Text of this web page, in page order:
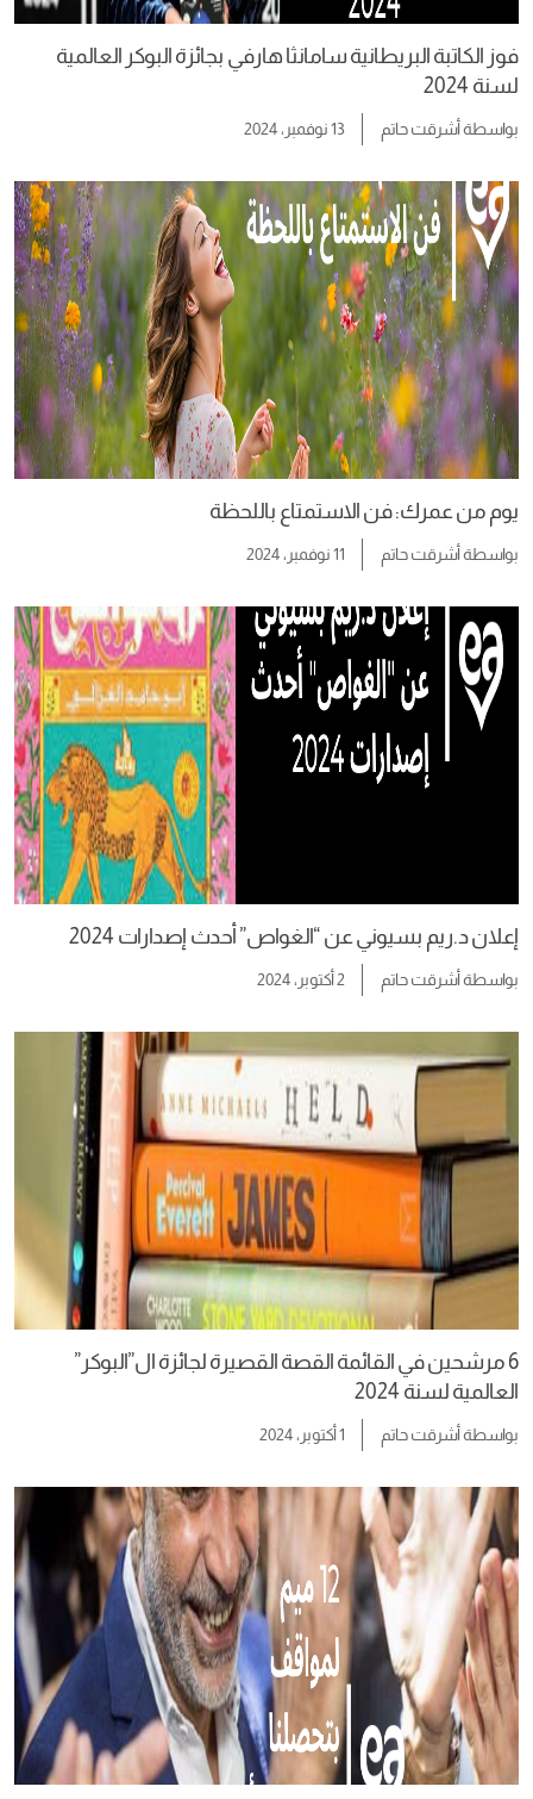
فوز الكاتبة البريطانية سامانثا هارفي بجائزة البوكر العالمية
لسنة 2024
بواسطةأشرقت حاتم 13 نوفمبر، 2024
يوم من عمرك: فن الاستمتاع باللحظة
بواسطةأشرقت حاتم 11 نوفمبر، 2024
إعلان د.ريم بسيوني عن “الغواص” أحدث إصدارات 2024
بواسطةأشرقت حاتم 2 أكتوبر، 2024
6 مرشحين في القائمة القصة القصيرة لجائزة ال”البوكر”
العالمية لسنة 2024
بواسطةأشرقت حاتم 1 أكتوبر، 2024